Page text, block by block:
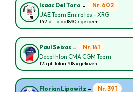
Isaac Del Toro - Nr. 602
UAE Team Emirates - XRG
142 pt. totaal890 x gekozen
Paul Seixas - Nr. 141
Decathlon CMA CGM Team
125 pt. totaal918 x gekozen
Florian Lipowitz - Nr. 391